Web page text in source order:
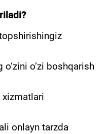
o‘zi boshqarish
onlayn tarzda